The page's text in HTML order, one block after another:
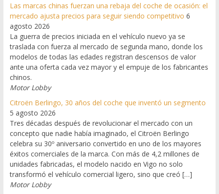
Las marcas chinas fuerzan una rebaja del coche de ocasión: el
mercado ajusta precios para seguir siendo competitivo 6
agosto 2026
La guerra de precios iniciada en el vehículo nuevo ya se
traslada con fuerza al mercado de segunda mano, donde los
modelos de todas las edades registran descensos de valor
ante una oferta cada vez mayor y el empuje de los fabricantes
chinos.
Motor Lobby
Citroën Berlingo, 30 años del coche que inventó un segmento
5 agosto 2026
Tres décadas después de revolucionar el mercado con un
concepto que nadie había imaginado, el Citroën Berlingo
celebra su 30º aniversario convertido en uno de los mayores
éxitos comerciales de la marca. Con más de 4,2 millones de
unidades fabricadas, el modelo nacido en Vigo no solo
transformó el vehículo comercial ligero, sino que creó […]
Motor Lobby